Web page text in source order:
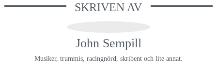
SKRIVEN AV
John Sempill
Musiker, trummis, racingnörd, skribent och lite annat.